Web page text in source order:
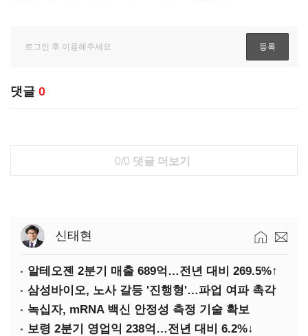
댓글 0
0/0 댓글 더보기
신태현
알테오젠 2분기 매출 689억…전년 대비 269.5%↑
삼성바이오, 노사 갈등 '진행형'…파업 여파 촉각
녹십자, mRNA 백신 안정성 측정 기술 확보
보령 2분기 영업익 238억…전년 대비 6.2%↓